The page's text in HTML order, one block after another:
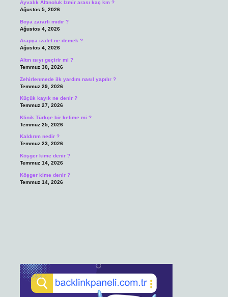
Ayvalık Altınoluk İzmir arası kaç km ?
Ağustos 5, 2026
Boya zararlı mıdır ?
Ağustos 4, 2026
Arapça izafet ne demek ?
Ağustos 4, 2026
Altın ısıyı geçirir mi ?
Temmuz 30, 2026
Zehirlenmede ilk yardım nasıl yapılır ?
Temmuz 29, 2026
Küçük kayık ne denir ?
Temmuz 27, 2026
Klinik Türkçe bir kelime mi ?
Temmuz 25, 2026
Kaldırım nedir ?
Temmuz 23, 2026
Köşger kime denir ?
Temmuz 14, 2026
Köşger kime denir ?
Temmuz 14, 2026